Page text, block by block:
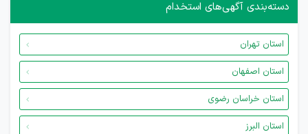
دسته‌بندی آگهی‌های استخدام
استان تهران
استان اصفهان
استان خراسان رضوی
استان البرز